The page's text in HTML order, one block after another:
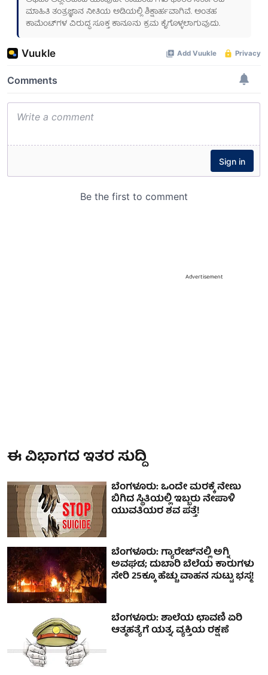
ಮಾಹಿತಿ ತಂತ್ರಜ್ಞಾನ ನೀತಿಯ ಅಡಿಯಲ್ಲಿ ಶಿಕ್ಷಾರ್ಹವಾಗಿವೆ. ಅಂತಹ
ಕಾಮೆಂಟ್‌ಗಳ ವಿರುದ್ಧ ಸೂಕ್ತ ಕಾನೂನು ಕ್ರಮ ಕೈಗೊಳ್ಳಲಾಗುವುದು.
Advertisement
ಈ ವಿಭಾಗದ ಇತರ ಸುದ್ದಿ
ಬೆಂಗಳೂರು: ಒಂದೇ ಮರಕ್ಕೆ ನೇಣು
ಬಿಗಿದ ಸ್ಥಿತಿಯಲ್ಲಿ ಇಬ್ಬರು ನೇಪಾಳಿ
ಯುವತಿಯರ ಶವ ಪತ್ತೆ!
ಬೆಂಗಳೂರು: ಗ್ಯಾರೇಜ್‌ನಲ್ಲಿ ಅಗ್ನಿ
ಅವಘಡ; ದುಬಾರಿ ಬೆಲೆಯ ಕಾರುಗಳು
ಸೇರಿ 25ಕ್ಕೂ ಹೆಚ್ಚು ವಾಹನ ಸುಟ್ಟು ಭಸ್ಮ!
ಬೆಂಗಳೂರು: ಶಾಲೆಯ ಛಾವಣಿ ಏರಿ
ಆತ್ಮಹತ್ಯೆಗೆ ಯತ್ನ, ವ್ಯಕ್ತಿಯ ರಕ್ಷಣೆ